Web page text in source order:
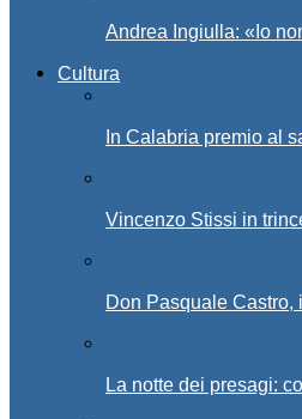
Andrea Ingiulla: «Io
Cultura
In Calabria premio al
Vincenzo Stissi in
Don Pasquale Castro,
La notte dei presagi: